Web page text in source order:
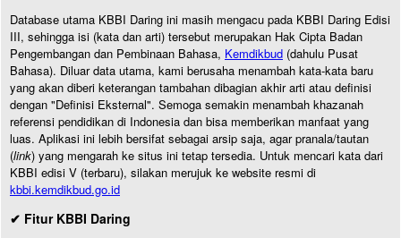
Database utama KBBI Daring ini masih mengacu pada KBBI Daring Edisi
III, sehingga isi (kata dan arti) tersebut merupakan Hak Cipta Badan
Pengembangan dan Pembinaan Bahasa, Kemdikbud (dahulu Pusat
Bahasa). Diluar data utama, kami berusaha menambah kata-kata baru
yang akan diberi keterangan tambahan dibagian akhir arti atau definisi
dengan "Definisi Eksternal". Semoga semakin menambah khazanah
referensi pendidikan di Indonesia dan bisa memberikan manfaat yang
luas. Aplikasi ini lebih bersifat sebagai arsip saja, agar pranala/tautan
(link) yang mengarah ke situs ini tetap tersedia. Untuk mencari kata dari
KBBI edisi V (terbaru), silakan merujuk ke website resmi di
kbbi.kemdikbud.go.id
✔ Fitur KBBI Daring